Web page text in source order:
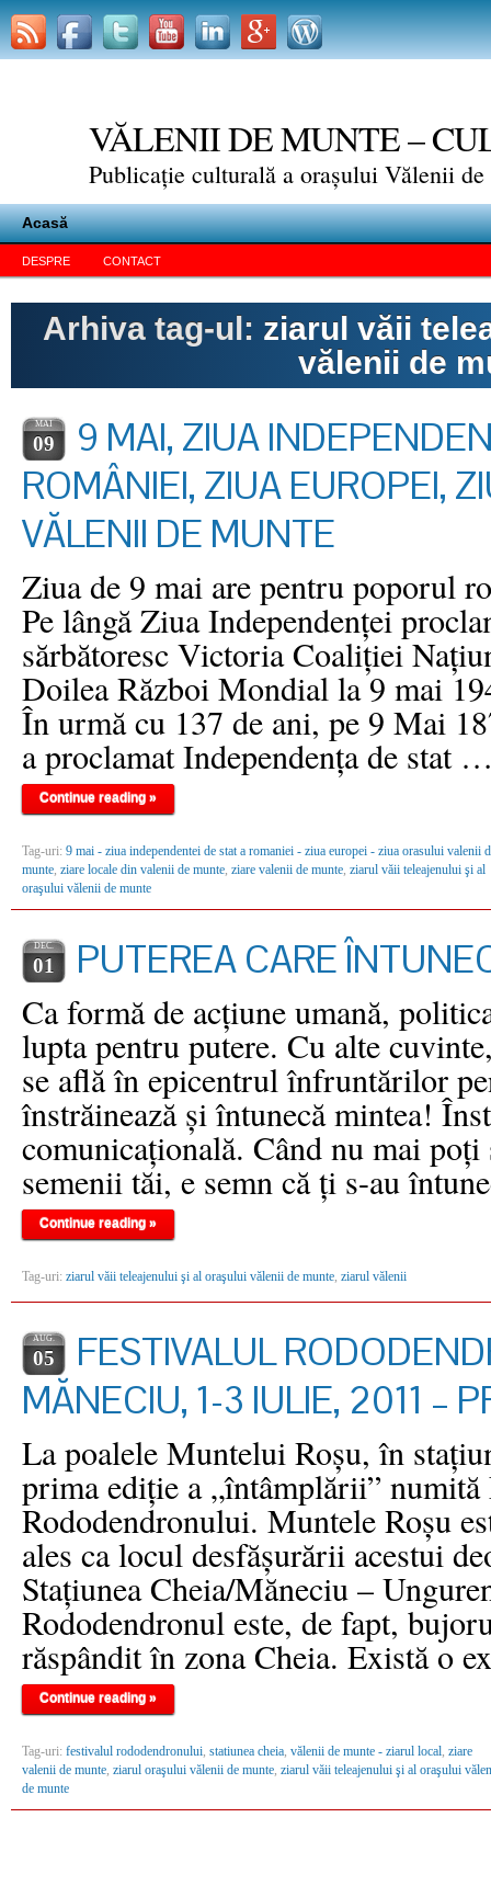
VĂLENII DE MUNTE –
Publicație culturală a orașului Vălenii
Acasă
DESPRE CONTACT
Arhiva tag-ul: ziarul văii
vălenii de
MAI
09
9 MAI, ZIUA
ROMÂNIEI, ZIUA EUROPEI,
VĂLENII DE MUNTE
Ziua de 9 mai are pentru poporul
Pe lângă Ziua Independenţei
sărbătoresc Victoria Coaliţiei
Doilea Război Mondial la 9 mai
În urmă cu 137 de ani, pe 9 Mai
a proclamat Independenţa de stat
Continue reading »
Tag-uri: 9 mai - ziua independentei de stat a romaniei - ziua europei - ziua orasului valenii
munte, ziare locale din valenii de munte, ziare valenii de munte, ziarul văii teleajenului şi al
oraşului vălenii de munte
DEC.
01 PUTEREA CARE
Ca formă de acţiune umană,
lupta pentru putere. Cu alte
se află în epicentrul înfruntărilor
înstrăinează şi întunecă mintea!
comunicaţională. Când nu mai
semenii tăi, e semn că ţi s-au
Continue reading »
Tag-uri: ziarul văii teleajenului şi al oraşului vălenii de munte, ziarul vălenii
AUG.
05
FESTIVALUL
MĂNECIU, 1-3 IULIE, 2011 –
La poalele Muntelui Roşu, în
prima ediţie a „întâmplării” numită
Rododendronului. Muntele Roşu
ales ca locul desfăşurării acestui
Staţiunea Cheia/Măneciu –
Rododendronul este, de fapt,
răspândit în zona Cheia. Există o
Continue reading »
Tag-uri: festivalul rododendronului, statiunea cheia, vălenii de munte - ziarul local, ziare
valenii de munte, ziarul oraşului vălenii de munte, ziarul văii teleajenului şi al oraşului
de munte